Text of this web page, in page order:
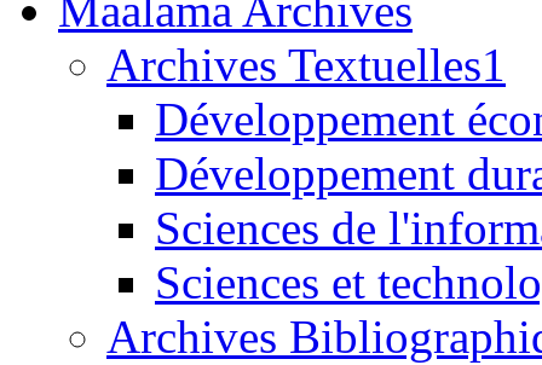
Maalama Archives
Archives Textuelles1
Développement
Développement
Sciences de
Sciences et
Archives